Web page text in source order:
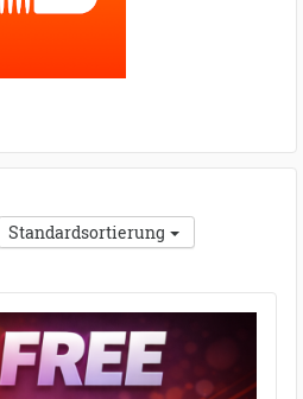
Seite
Standardsortierung